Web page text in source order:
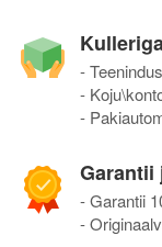
-
-
-
Garantii
- Garantii
-